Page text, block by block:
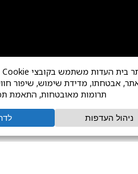
ועתיד ובתמיכת משרד האוצר